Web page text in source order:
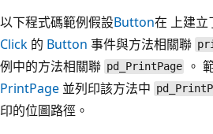
以下程式碼範例假設Button在 上建立
Click 的 Button 事件與方法相關聯
例中的方法相關聯 pd_PrintPage 。
PrintPage 並列印該方法中
印的位圖路徑。